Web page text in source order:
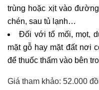
trùng hoặc xịt vào
chén, sau tủ lạnh…
Đối với tổ mối, mọt,
mặt gỗ hay mặt đất nơi
để thuốc thấm vào bên
Giá tham khảo: 52.000